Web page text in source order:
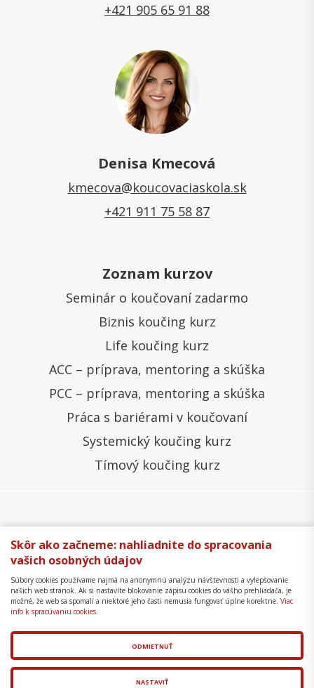
+421 905 65 91 88
Denisa Kmecová
kmecova@koucovaciaskola.sk
+421 911 75 58 87
Zoznam kurzov
Seminár o koučovaní zadarmo
Biznis koučing kurz
Life koučing kurz
ACC – príprava, mentoring a skúška
PCC – príprava, mentoring a skúška
Práca s bariérami v koučovaní
Systemický koučing kurz
Tímový koučing kurz
Všeobecné obchodné podmienky
Správa cookies
Ochrana osobných údajov
Formulár na odstúpenie
Mapa stránky
Copyright © 2018 - 2026 Business Coaching College,
s.r.o.
aredakčný systém
spol. s r.o.
Skôr ako začneme: nahliadnite do spracovania
vašich osobných údajov
Súbory cookies používame najmä na anonymnú analýzu návštevnosti a vylepšovanie
našich web stránok. Ak si nastavíte blokovanie zápisu cookies do vášho prehliadača, je
možné, že web sa spomalí a niektoré jeho časti nemusia fungovať úplne korektne. Viac
info k spracúvaniu cookies.
ODMIETNUŤ
NASTAVIŤ